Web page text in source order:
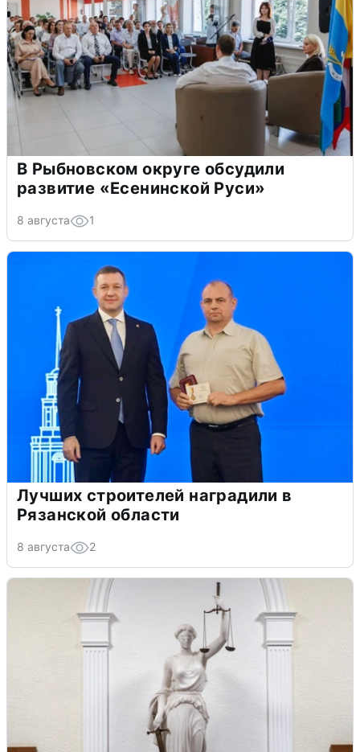
В Рыбновском округе обсудили
развитие «Есенинской Руси»
8 августа 1
Лучших строителей наградили в
Рязанской области
8 августа 2